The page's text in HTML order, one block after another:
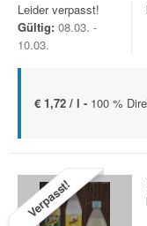
Leider verpasst!
Gültig: 08.03. -
10.03.
€ 1,72 / l - 100 %
Verpasst!